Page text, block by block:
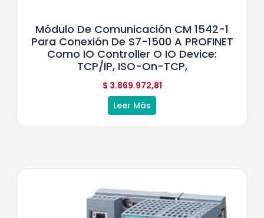
Módulo De Comunicación CM 1542-1
Para Conexión De S7-1500 A PROFINET
Como IO Controller O IO Device:
TCP/IP, ISO-On-TCP,
$ 3.869.972,81
Leer Más